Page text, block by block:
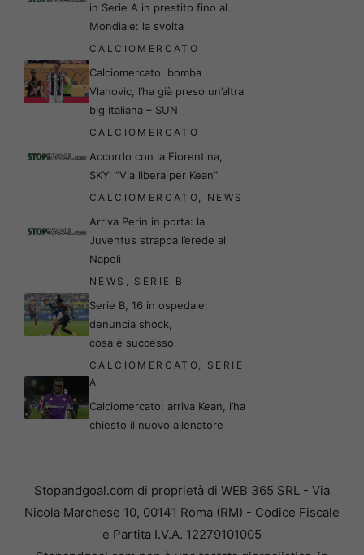
in Serie A in prestito fino al
Mondiale: la svolta
CALCIOMERCATO
Calciomercato: bomba
Vlahovic, l’ha già preso un’altra
big italiana – SUN
CALCIOMERCATO
Accordo con la Fiorentina,
SKY: “Via libera per Kean”
CALCIOMERCATO, NEWS
Arriva Perin in porta: la
Juventus strappa l’erede al
Napoli
NEWS , SERIE B
Serie B, 16 in ospedale:
denuncia shock,
cosa è successo
CALCIOMERCATO, SERIE
A
Calciomercato: arriva Kean, l’ha
chiesto il nuovo allenatore
Stopandgoal.com di proprietà di WEB 365 SRL - Via
Nicola Marchese 10, 00141 Roma (RM) - Codice Fiscale
e Partita I.V.A. 12279101005